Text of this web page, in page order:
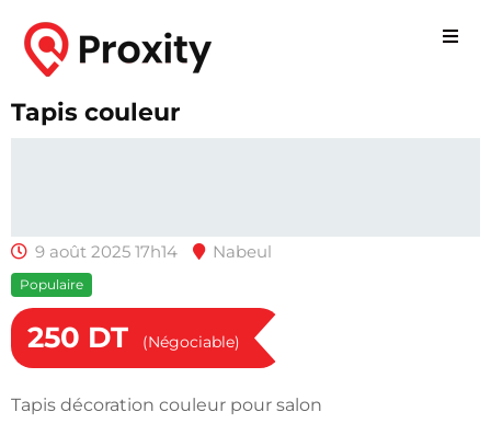
Tapis couleur
9 août 2025 17h14 Nabeul
Populaire
250 DT (Négociable)
Tapis décoration couleur pour salon